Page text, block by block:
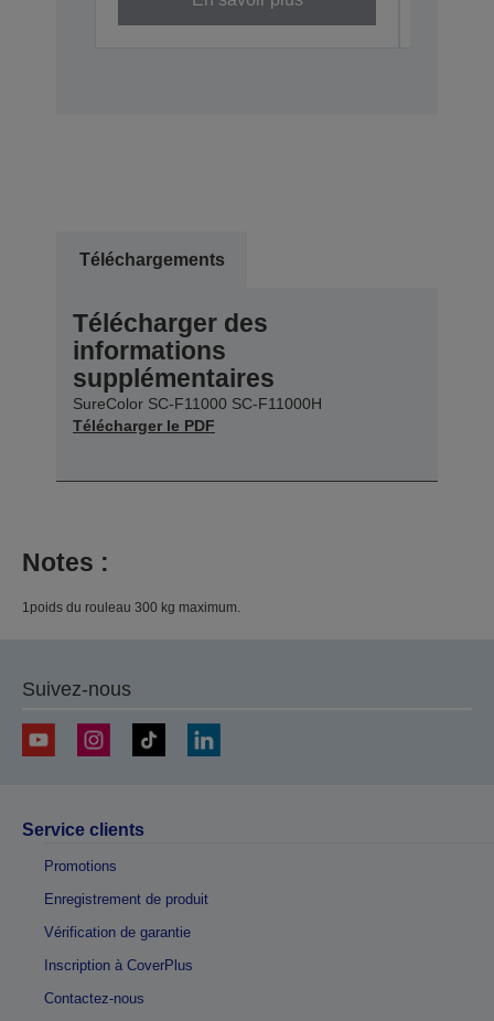
Téléchargements
Télécharger des
informations
supplémentaires
SureColor SC-F11000 SC-F11000H
Télécharger le PDF
Notes :
1poids du rouleau 300 kg maximum.
Suivez-nous
Service clients
Promotions
Enregistrement de produit
Vérification de garantie
Inscription à CoverPlus
Contactez-nous